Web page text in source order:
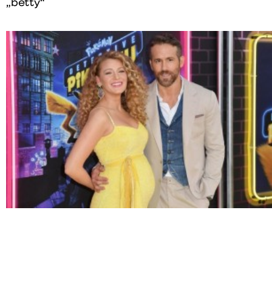
„betty“